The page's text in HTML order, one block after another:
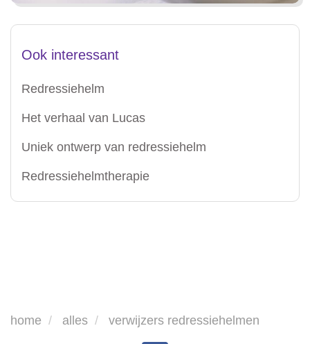
Ook interessant
Redressiehelm
Het verhaal van Lucas
Uniek ontwerp van redressiehelm
Redressiehelmtherapie
home alles verwijzers redressiehelmen